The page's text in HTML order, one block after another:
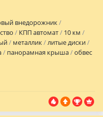
внедорожник
КПП автомат
10 км
металлик
литые диски
панорамная крыша
обвес
оптика
спортивный режим
бесключевой доступ